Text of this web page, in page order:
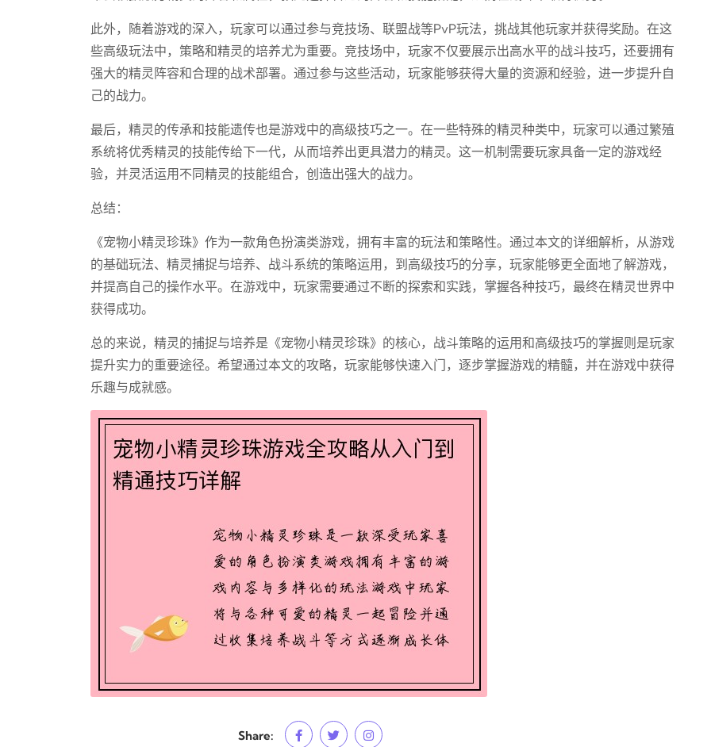
此外，随着游戏的深入，玩家可以通过参与竞技场、联盟战等PvP玩法，挑战其他玩家并获得奖励。在这
些高级玩法中，策略和精灵的培养尤为重要。竞技场中，玩家不仅要展示出高水平的战斗技巧，还要拥有
强大的精灵阵容和合理的战术部署。通过参与这些活动，玩家能够获得大量的资源和经验，进一步提升自
己的战力。
最后，精灵的传承和技能遗传也是游戏中的高级技巧之一。在一些特殊的精灵种类中，玩家可以通过繁殖
系统将优秀精灵的技能传给下一代，从而培养出更具潜力的精灵。这一机制需要玩家具备一定的游戏经
验，并灵活运用不同精灵的技能组合，创造出强大的战力。
总结：
《宠物小精灵珍珠》作为一款角色扮演类游戏，拥有丰富的玩法和策略性。通过本文的详细解析，从游戏
的基础玩法、精灵捕捉与培养、战斗系统的策略运用，到高级技巧的分享，玩家能够更全面地了解游戏，
并提高自己的操作水平。在游戏中，玩家需要通过不断的探索和实践，掌握各种技巧，最终在精灵世界中
获得成功。
总的来说，精灵的捕捉与培养是《宠物小精灵珍珠》的核心，战斗策略的运用和高级技巧的掌握则是玩家
提升实力的重要途径。希望通过本文的攻略，玩家能够快速入门，逐步掌握游戏的精髓，并在游戏中获得
乐趣与成就感。
Share: